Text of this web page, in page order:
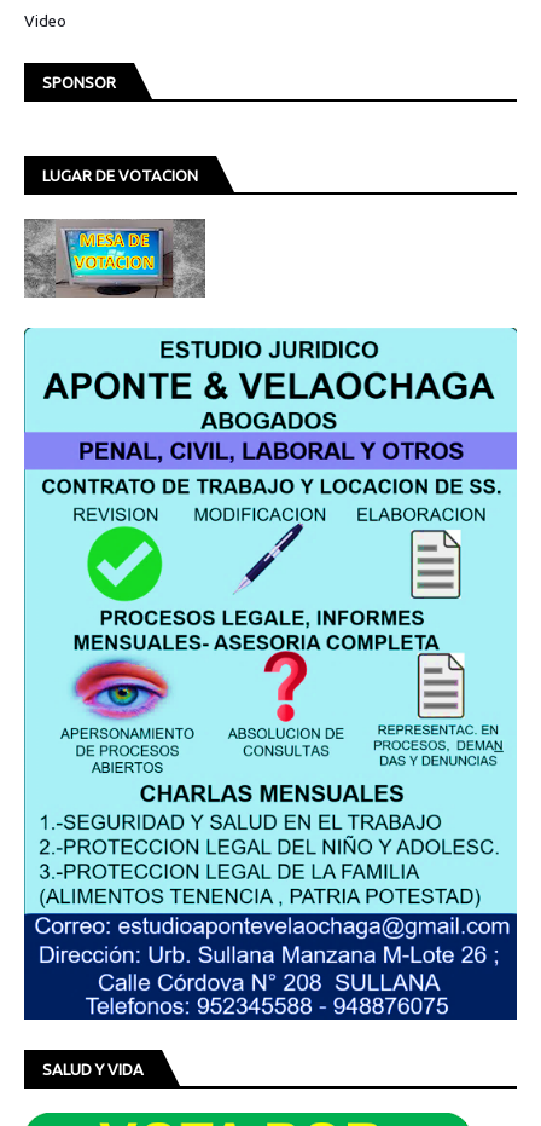
Video
SPONSOR
LUGAR DE VOTACION
SALUD Y VIDA